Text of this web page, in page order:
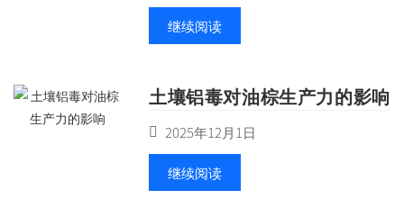
继续阅读
土壤铝毒对油棕生产力的影响
2025年12月1日
继续阅读